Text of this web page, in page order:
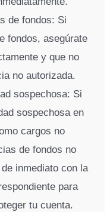
de fondos: Si
fondos, asegúrate
y que no
no autorizada.
sospechosa: Si
sospechosa en
cargos no
de fondos no
inmediato con la
para
tu cuenta.